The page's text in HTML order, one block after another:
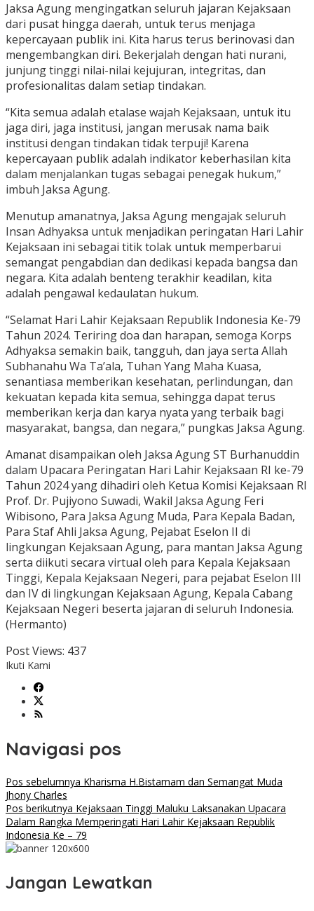
Jaksa Agung mengingatkan seluruh jajaran Kejaksaan
dari pusat hingga daerah, untuk terus menjaga
kepercayaan publik ini. Kita harus terus berinovasi dan
mengembangkan diri. Bekerjalah dengan hati nurani,
junjung tinggi nilai-nilai kejujuran, integritas, dan
profesionalitas dalam setiap tindakan.
“Kita semua adalah etalase wajah Kejaksaan, untuk itu
jaga diri, jaga institusi, jangan merusak nama baik
institusi dengan tindakan tidak terpuji! Karena
kepercayaan publik adalah indikator keberhasilan kita
dalam menjalankan tugas sebagai penegak hukum,”
imbuh Jaksa Agung.
Menutup amanatnya, Jaksa Agung mengajak seluruh
Insan Adhyaksa untuk menjadikan peringatan Hari Lahir
Kejaksaan ini sebagai titik tolak untuk memperbarui
semangat pengabdian dan dedikasi kepada bangsa dan
negara. Kita adalah benteng terakhir keadilan, kita
adalah pengawal kedaulatan hukum.
“Selamat Hari Lahir Kejaksaan Republik Indonesia Ke-79
Tahun 2024. Teriring doa dan harapan, semoga Korps
Adhyaksa semakin baik, tangguh, dan jaya serta Allah
Subhanahu Wa Ta’ala, Tuhan Yang Maha Kuasa,
senantiasa memberikan kesehatan, perlindungan, dan
kekuatan kepada kita semua, sehingga dapat terus
memberikan kerja dan karya nyata yang terbaik bagi
masyarakat, bangsa, dan negara,” pungkas Jaksa Agung.
Amanat disampaikan oleh Jaksa Agung ST Burhanuddin
dalam Upacara Peringatan Hari Lahir Kejaksaan RI ke-79
Tahun 2024 yang dihadiri oleh Ketua Komisi Kejaksaan RI
Prof. Dr. Pujiyono Suwadi, Wakil Jaksa Agung Feri
Wibisono, Para Jaksa Agung Muda, Para Kepala Badan,
Para Staf Ahli Jaksa Agung, Pejabat Eselon II di
lingkungan Kejaksaan Agung, para mantan Jaksa Agung
serta diikuti secara virtual oleh para Kepala Kejaksaan
Tinggi, Kepala Kejaksaan Negeri, para pejabat Eselon III
dan IV di lingkungan Kejaksaan Agung, Kepala Cabang
Kejaksaan Negeri beserta jajaran di seluruh Indonesia.
(Hermanto)
Post Views: 437
Ikuti Kami
Navigasi pos
Pos sebelumnya Kharisma H.Bistamam dan Semangat Muda
Jhony Charles
Pos berikutnya Kejaksaan Tinggi Maluku Laksanakan Upacara
Dalam Rangka Memperingati Hari Lahir Kejaksaan Republik
Indonesia Ke – 79
Jangan Lewatkan